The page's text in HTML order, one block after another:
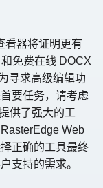
看器将证明更有
免费在线 DOCX
寻求高级编辑功
要任务，请考虑
供了强大的工
Web
正确的工具最终
支持的需求。